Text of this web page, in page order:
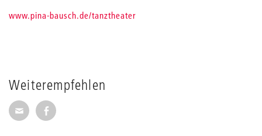
Weiterempfehlen
Seite per E-Mail weiterempfehlen
Seite auf Facebook weiterempfehlen
www.pina-bausch.de/tanztheater